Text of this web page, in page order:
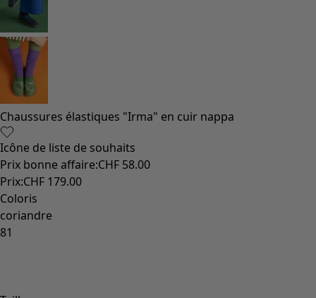
Un design suédois
Robes en jersey
Vêtements bohèmes
Des vêtements pour les soirées fraîches
Vêtements à motif
Coton
Coton biologique
Maillots de bain et vêtements de plage
Vêtements de fête